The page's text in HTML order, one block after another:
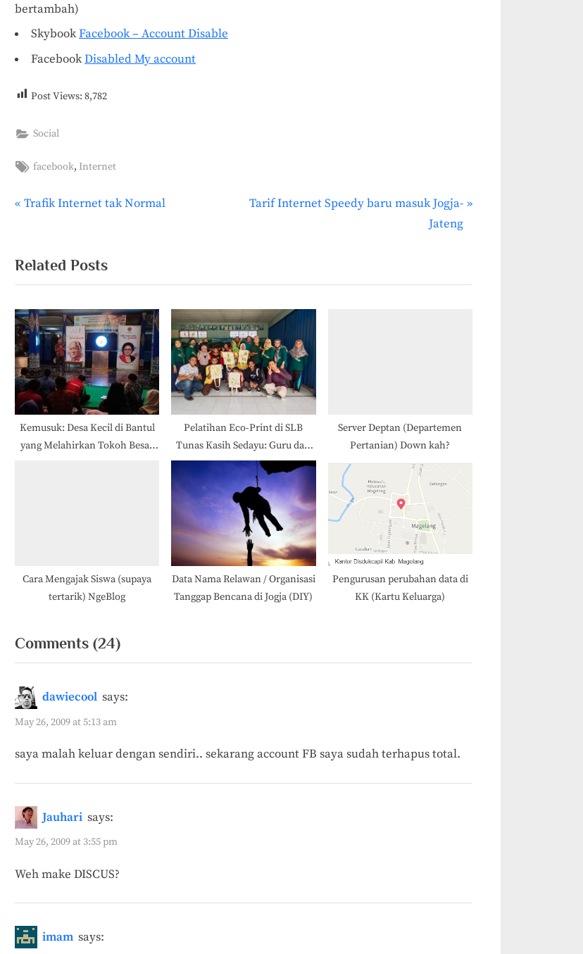
bertambah)
SkybookFacebook – Account Disable
FacebookDisabled My account
Post Views: 8,782
Social
Tags:
facebook, Internet
Post
P
v
i
u
s
P
o
s
t
:
Trafik Internet tak Normal
N
P
s
t
:
Tarif Internet Speedy baru masuk Jogja-
Jateng
Related Posts
Kemusuk: Desa Kecil di Bantul
yang Melahirkan Tokoh Besar
Pelatihan Eco-Print di SLB
Tunas Kasih Sedayu: Guru dan
Siswa Antusias Menyambut
Pelatihan Inovatif
Server Deptan (Departemen
Pertanian) Down kah?
Cara Mengajak Siswa (supaya
tertarik) NgeBlog
Data Nama Relawan / Organisasi
Tanggap Bencana di Jogja (DIY)
Pengurusan perubahan data di
KK (Kartu Keluarga)
Comments (24)on
“14
ter-
Disable”
dawiecool says:
May 26, 2009 at 5:13 am
saya malah keluar dengan sendiri.. sekarang account FB saya sudah terhapus total.
Jauhari says:
May 26, 2009 at 3:55 pm
Weh make DISCUS?
imam says: